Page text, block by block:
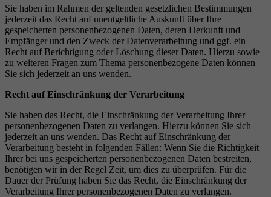
Sie haben im Rahmen der geltenden gesetzlichen Bestimmungen
jederzeit das Recht auf unentgeltliche Auskunft über Ihre
gespeicherten personenbezogenen Daten, deren Herkunft und
Empfänger und den Zweck der Datenverarbeitung und ggf. ein
Recht auf Berichtigung oder Löschung dieser Daten. Hierzu sowie
zu weiteren Fragen zum Thema personenbezogene Daten können
Sie sich jederzeit an uns wenden.
Recht auf Einschränkung der Verarbeitung
Sie haben das Recht, die Einschränkung der Verarbeitung Ihrer
personenbezogenen Daten zu verlangen. Hierzu können Sie sich
jederzeit an uns wenden. Das Recht auf Einschränkung der
Verarbeitung besteht in folgenden Fällen: Wenn Sie die Richtigkeit
Ihrer bei uns gespeicherten personenbezogenen Daten bestreiten,
benötigen wir in der Regel Zeit, um dies zu überprüfen. Für die
Dauer der Prüfung haben Sie das Recht, die Einschränkung der
Verarbeitung Ihrer personenbezogenen Daten zu verlangen.